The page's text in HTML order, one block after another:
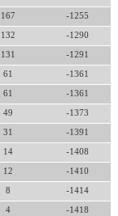
167 -1255
132 -1290
131 -1291
61 -1361
61 -1361
49 -1373
31 -1391
14 -1408
12 -1410
8 -1414
4 -1418